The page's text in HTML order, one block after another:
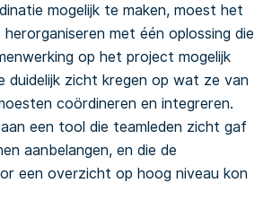
mogelijk te maken, moest het
met één oplossing die
op het project mogelijk
duidelijk zicht kregen op wat ze van
coördineren en integreren.
een tool die teamleden zicht gaf
aanbelangen, en die de
een overzicht op hoog niveau kon